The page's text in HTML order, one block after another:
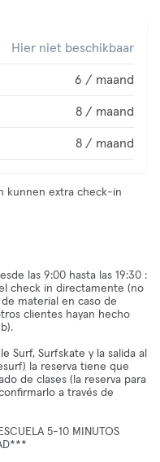
Hier niet beschikbaar
6 / maand
8 / maand
8 / maand
kunnen extra check-in
las 9:00 hasta las 19:30 :
check in directamente (no
material en caso de
clientes hayan hecho
Surf, Surfskate y la salida al
la reserva tiene que
de clases (la reserva para
a través de
5-10 MINUTOS